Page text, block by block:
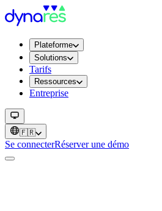
Plateforme
Solutions
Tarifs
Ressources
Entreprise
🇫🇷
Se connecterRéserver une démo